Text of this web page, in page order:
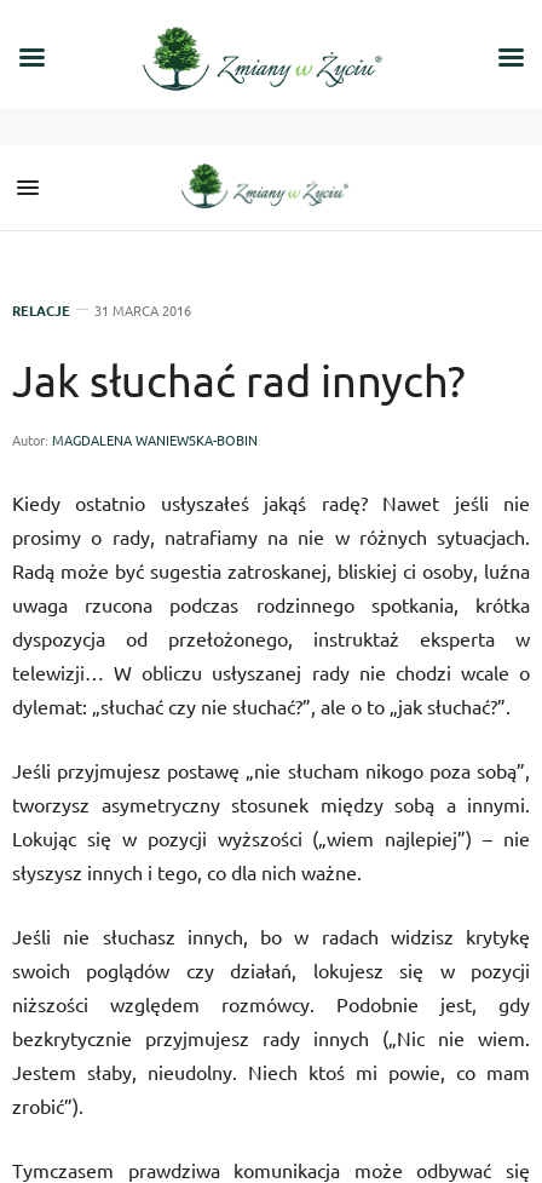
RELACJE 31 MARCA 2016
Jak słuchać rad innych?
Autor: MAGDALENA WANIEWSKA-BOBIN
Kiedy ostatnio usłyszałeś jakąś radę? Nawet jeśli nie
prosimy o rady, natrafiamy na nie w różnych sytuacjach.
Radą może być sugestia zatroskanej, bliskiej ci osoby, luźna
uwaga rzucona podczas rodzinnego spotkania, krótka
dyspozycja od przełożonego, instruktaż eksperta w
telewizji… W obliczu usłyszanej rady nie chodzi wcale o
dylemat: „słuchać czy nie słuchać?”, ale o to „jak słuchać?”.
Jeśli przyjmujesz postawę „nie słucham nikogo poza sobą”,
tworzysz asymetryczny stosunek między sobą a innymi.
Lokując się w pozycji wyższości („wiem najlepiej”) – nie
słyszysz innych i tego, co dla nich ważne.
Jeśli nie słuchasz innych, bo w radach widzisz krytykę
swoich poglądów czy działań, lokujesz się w pozycji
niższości względem rozmówcy. Podobnie jest, gdy
bezkrytycznie przyjmujesz rady innych („Nic nie wiem.
Jestem słaby, nieudolny. Niech ktoś mi powie, co mam
zrobić”).
Tymczasem prawdziwa komunikacja może odbywać się